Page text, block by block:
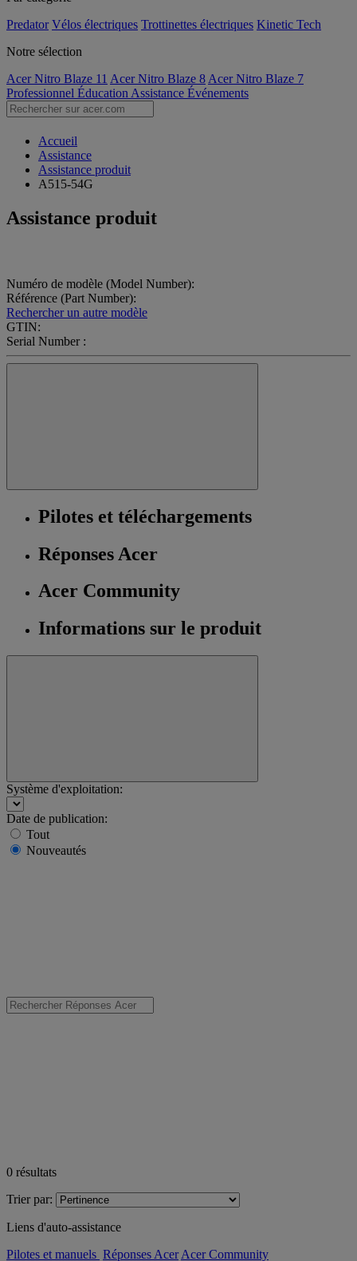
Predator Vélos électriques Trottinettes électriques Kinetic Tech
Notre sélection
Acer Nitro Blaze 11 Acer Nitro Blaze 8 Acer Nitro Blaze 7
Professionnel Éducation Assistance Événements
Accueil
Assistance
Assistance produit
A515-54G
Assistance produit
Numéro de modèle (Model Number):
Référence (Part Number):
Rechercher un autre modèle
GTIN:
Serial Number :
Pilotes et téléchargements
Réponses Acer
Acer Community
Informations sur le produit
Système d'exploitation:
Date de publication:
Tout
Nouveautés
0 résultats
Trier par:
Liens d'auto-assistance
Pilotes et manuels Réponses Acer Acer Community